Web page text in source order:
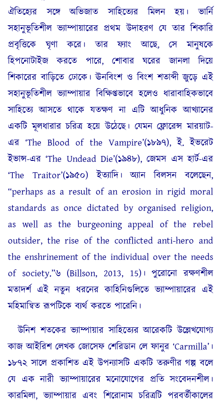
ঐতিহ্যের সঙ্গে অভিজাত সাহিত্যের মিলন হয়। ভার্নি
সহানুভূতিশীল ভ্যাম্পায়ারের প্রথম উদাহরণ যে তার শিকারি
প্রবৃত্তিকে ঘৃণা করে। তার ফ্যাং আছে, সে মানুষকে
হিপনোটাইজ করতে পারে, শোবার ঘরের জানলা দিয়ে
শিকারের বাড়িতে ঢোকে। ঊনবিংশ ও বিংশ শতাব্দী জুড়ে এই
সহানুভূতিশীল ভ্যাম্পায়ার বিক্ষিপ্তভাবে হলেও ধারাবাহিকভাবে
সাহিত্যে আসতে থাকে যতক্ষণ না এটি আধুনিক আখ্যানের
একটি মূলধারার চরিত্র হয়ে উঠেছে। যেমন ফ্লোরেন্স মারয়াট-
এর ‘The Blood of the Vampire’(১৮৯৭), ই. ইভরেট
ইভান্স-এর ‘The Undead Die’(১৯৪৮), জেমস এস হার্ট-এর
‘The Traitor’(১৯৫০) ইত্যাদি। অ্যান বিলসন বলেছেন,
“perhaps as a result of an erosion in rigid moral
standards as once dictated by organised religion,
as well as the burgeoning appeal of the rebel
outsider, the rise of the conflicted anti-hero and
the enshrinement of the individual over the needs
of society.”৬ (Billson, 2013, 15)। পুরোনো রক্ষণশীল
মতাদর্শ এই নতুন ধরনের কাহিনিগুলিতে ভ্যাম্পায়ারের এই
মহিমান্বিত রূপটিকে ব্যর্থ করতে পারেনি।
উনিশ শতকের ভ্যাম্পায়ার সাহিত্যের আরেকটি উল্লেখযোগ্য
কাজ আইরিশ লেখক জোসেফ শেরিডান লে ফানুর ‘Carmilla’।
১৮৭২ সালে প্রকাশিত এই উপন্যাসটি একটি তরুণীর গল্প বলে
যে এক নারী ভ্যাম্পায়ারের মনোযোগের প্রতি সংবেদনশীল।
কারমিলা, ভ্যাম্পায়ার এবং শিরোনাম চরিত্রটি পরবর্তীকালের